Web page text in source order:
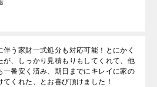
伴う家財一式処分も対応可能！とにかく
が、しっかり見積もりもしてくれて、他
一番安く済み、期日までにキレイに家の
てくれた、とお喜び頂けました！